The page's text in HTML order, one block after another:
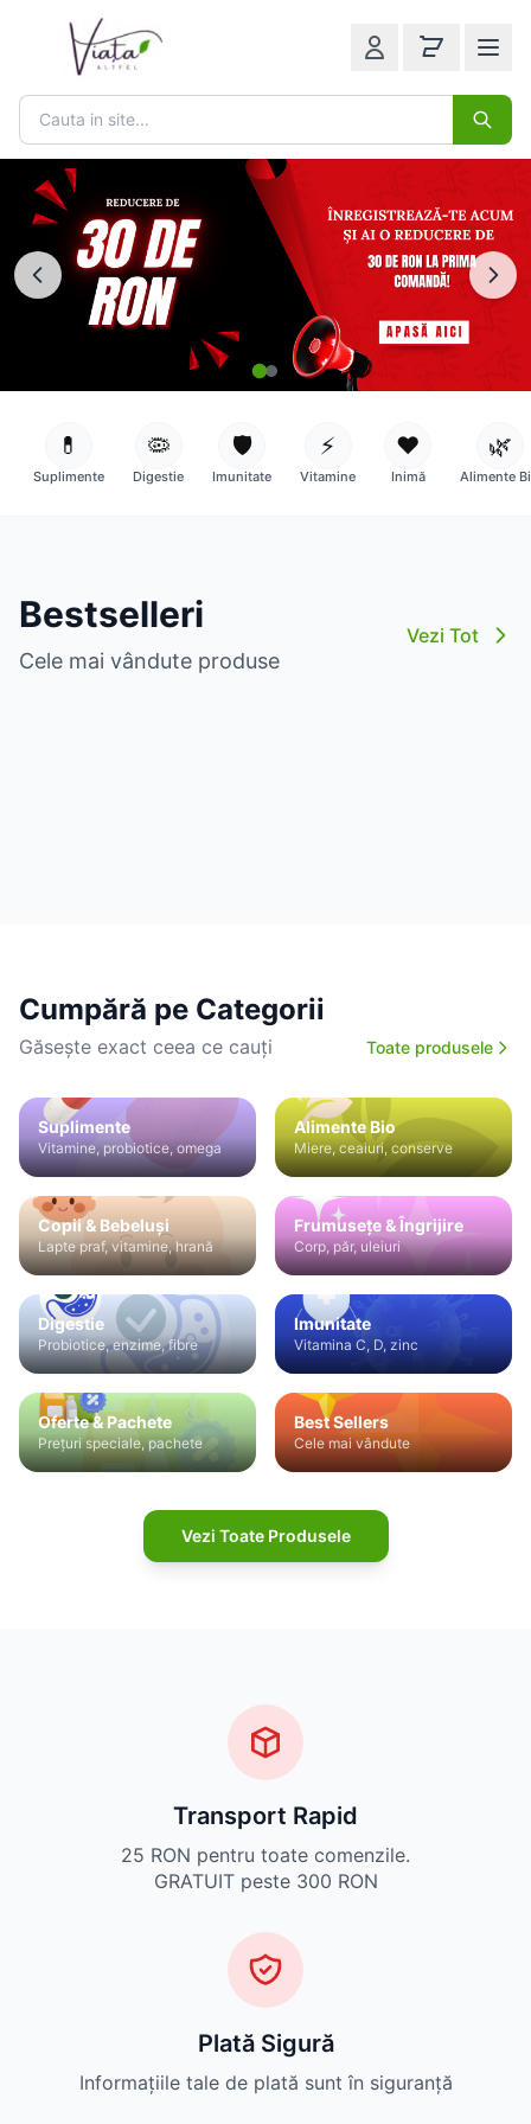
💊
Suplimente
🦠
Digestie
🛡️
Imunitate
⚡
Vitamine
❤️
Inimă
🌿
Alimente
Bestselleri
Cele mai vândute produse
Vezi Tot
Cumpără pe Categorii
Găsește exact ceea ce cauți Toate produsele
Suplimente
Vitamine, probiotice, omega
Alimente Bio
Miere, ceaiuri, conserve
Copii & Bebeluși
Lapte praf, vitamine, hrană
Frumusețe & Îngrijire
Corp, păr, uleiuri
Digestie
Probiotice, enzime, fibre
Imunitate
Vitamina C, D, zinc
Oferte & Pachete
Prețuri speciale, pachete
Best Sellers
Cele mai vândute
Vezi Toate Produsele
Transport Rapid
25 RON pentru toate comenzile.
GRATUIT peste 300 RON
Plată Sigură
Informațiile tale de plată sunt în siguranță